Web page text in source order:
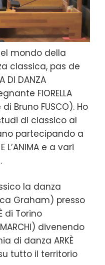
mondo della
classica, pas de
DI DANZA
FIORELLA
Bruno FUSCO). Ho
di classico al
partecipando a
L’ANIMA e a vari
la danza
Graham) presso
di Torino
divenendo
di danza ARKÈ
tutto il territorio